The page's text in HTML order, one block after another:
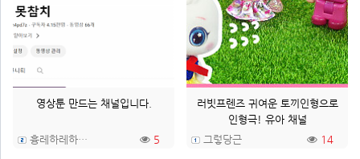
영상툰 만드는 채널입니다.
흉레하레하레이 5
러빗프렌즈 귀여운 토끼인형으로
인형극! 유아 채널
그렇당근
14